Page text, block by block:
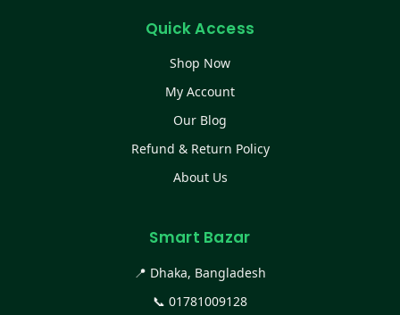
Quick Access
Shop Now
My Account
Our Blog
Refund & Return Policy
About Us
Smart Bazar
📍 Dhaka, Bangladesh
📞 01781009128